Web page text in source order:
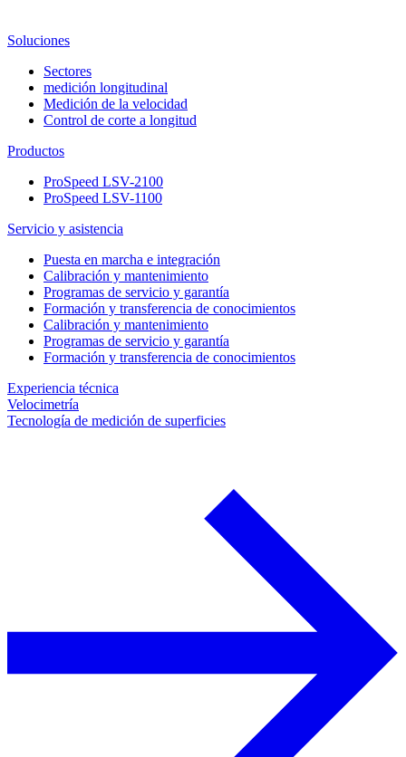
Soluciones
Sectores
medición longitudinal
Medición de la velocidad
Control de corte a longitud
Productos
ProSpeed LSV-2100
ProSpeed LSV-1100
Servicio y asistencia
Puesta en marcha e integración
Calibración y mantenimiento
Programas de servicio y garantía
Formación y transferencia de conocimientos
Calibración y mantenimiento
Programas de servicio y garantía
Formación y transferencia de conocimientos
Experiencia técnica
Velocimetría
Tecnología de medición de superficies